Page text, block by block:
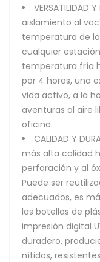
VERSATILIDAD
aislamiento al
temperatura de
cualquier
temperatura fría
por 4 horas, una
vida activo, a la
aventuras al aire
oficina.
CALIDAD Y
más alta calidad
perforación y al
Puede ser
adecuados, es
las botellas de
impresión digital
duradero,
nítidos,